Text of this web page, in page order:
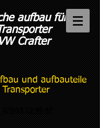
aufbau für
Crafter
und aufbauteile